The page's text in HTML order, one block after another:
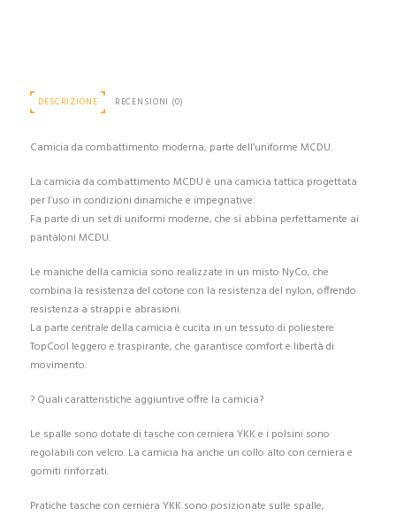
DESCRIZIONE RECENSIONI (0)
Camicia da combattimento moderna, parte dell’uniforme MCDU.
La camicia da combattimento MCDU è una camicia tattica progettata
per l’uso in condizioni dinamiche e impegnative.
Fa parte di un set di uniformi moderne, che si abbina perfettamente ai
pantaloni MCDU.
Le maniche della camicia sono realizzate in un misto NyCo, che
combina la resistenza del cotone con la resistenza del nylon, offrendo
resistenza a strappi e abrasioni.
La parte centrale della camicia è cucita in un tessuto di poliestere
TopCool leggero e traspirante, che garantisce comfort e libertà di
movimento.
? Quali caratteristiche aggiuntive offre la camicia?
Le spalle sono dotate di tasche con cerniera YKK e i polsini sono
regolabili con velcro. La camicia ha anche un collo alto con cerniera e
gomiti rinforzati.
Pratiche tasche con cerniera YKK sono posizionate sulle spalle,